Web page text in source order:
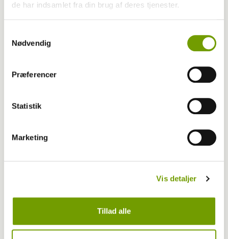
de har indsamlet fra din brug af deres tjenester.
Nødvendig
Præferencer
Statistik
Marketing
Vis detaljer
Tillad alle